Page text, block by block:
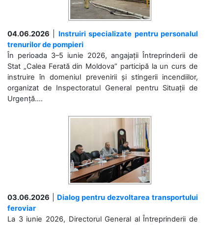
04.06.2026
Instruiri specializate pentru personalul
trenurilor de pompieri
În perioada 3–5 iunie 2026, angajații Întreprinderii de
Stat „Calea Ferată din Moldova” participă la un curs de
instruire în domeniul prevenirii și stingerii incendiilor,
organizat de Inspectoratul General pentru Situații de
Urgență....
03.06.2026
Dialog pentru dezvoltarea transportului
feroviar
La 3 iunie 2026, Directorul General al Întreprinderii de